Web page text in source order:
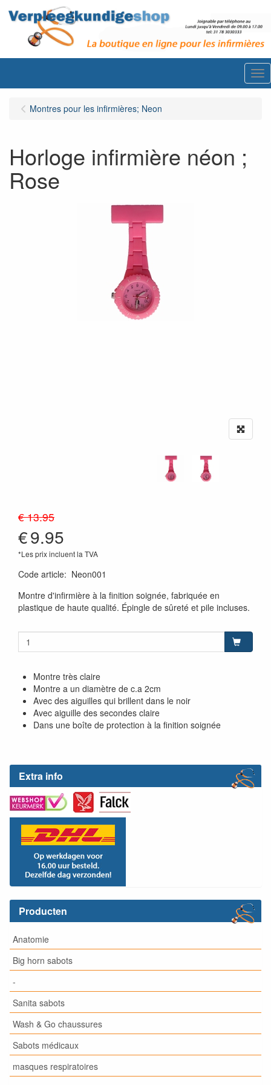
Extra info
Producten
Anatomie
Big horn sabots
-
Sanita sabots
Wash & Go chaussures
Sabots médicaux
masques respiratoires
Montres pour les infirmières; Neon
Horloge infirmière néon ;
Rose
€ 13.95
€9.95
*Les prix incluent la TVA
Code article: Neon001
Montre d'infirmière à la finition soignée, fabriquée en
plastique de haute qualité. Épingle de sûreté et pile incluses.
Montre très claire
Montre a un diamètre de c.a 2cm
Avec des aiguilles qui brillent dans le noir
Avec aiguille des secondes claire
Dans une boîte de protection à la finition soignée